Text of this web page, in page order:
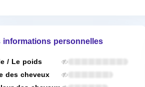
informations personnelles
/ Le poids
des cheveux